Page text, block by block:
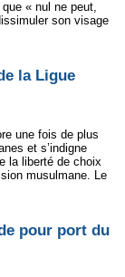
« nul ne peut,
son visage
la Ligue
une fois de plus
et s’indigne
la liberté de choix
musulmane. Le
pour port du